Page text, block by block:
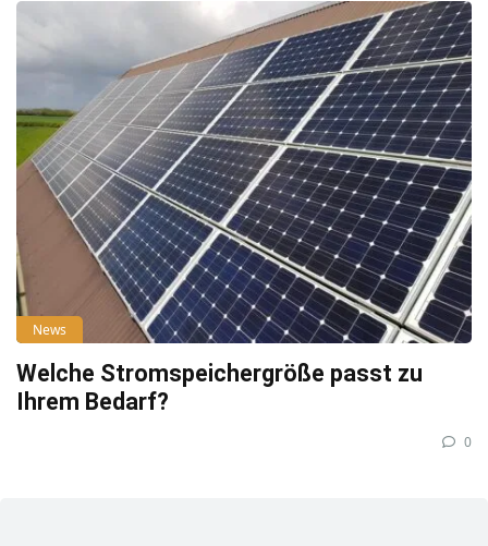
News
Welche Stromspeichergröße passt zu
Ihrem Bedarf?
0